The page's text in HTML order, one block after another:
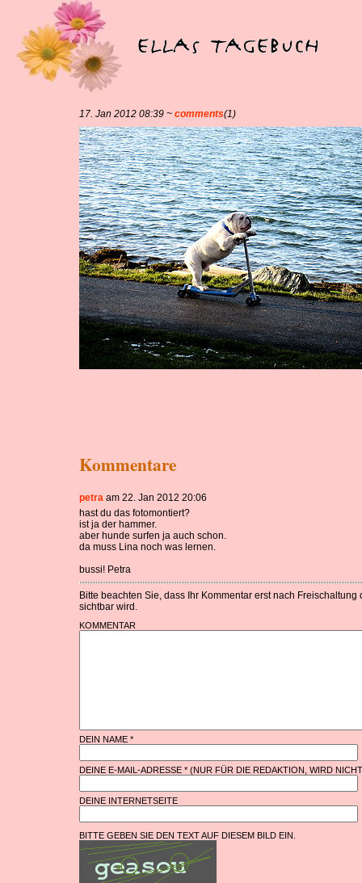
17. Jan 2012 08:39 ~comments(1)
Kommentare
petra am 22. Jan 2012 20:06
hast du das fotomontiert?
ist ja der hammer.
aber hunde surfen ja auch schon.
da muss Lina noch was lernen.
bussi! Petra
Bitte beachten Sie, dass Ihr Kommentar erst nach
sichtbar wird.
KOMMENTAR
DEIN NAME *
DEINE E-MAIL-ADRESSE * (NUR FÜR DIE REDAKTION, WIRD
DEINE INTERNETSEITE
BITTE GEBEN SIE DEN TEXT AUF DIESEM BILD EIN.